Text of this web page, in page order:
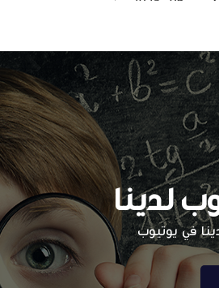
17, 2025
02, 2025
مسرة التطوعي
2025
لدينا
في يوتيوب